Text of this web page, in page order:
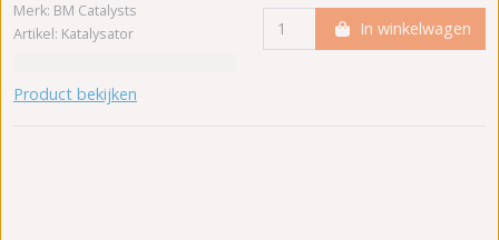
Merk: BM Catalysts
Artikel: Katalysator
Product bekijken
In winkelwagen